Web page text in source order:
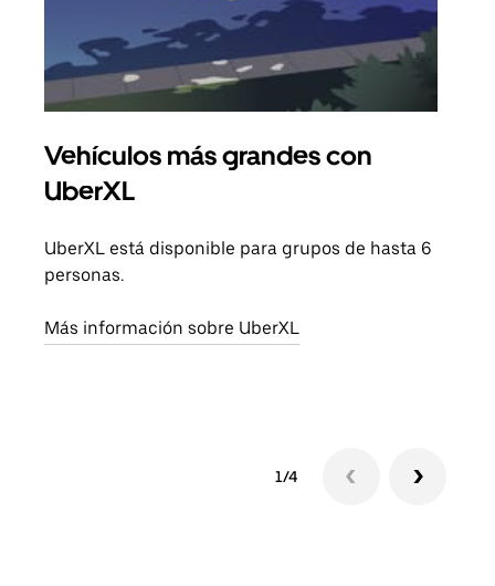
Vehículos más grandes con
UberXL
UberXL está disponible para grupos de hasta 6
personas.
Más información sobre UberXL
1/4